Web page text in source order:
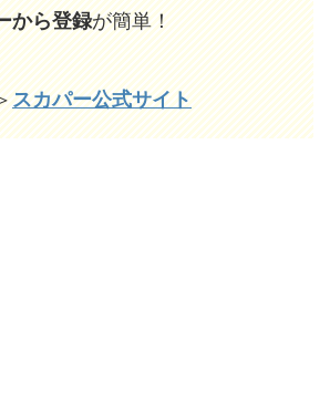
から登録が簡単！
スカパー公式サイト